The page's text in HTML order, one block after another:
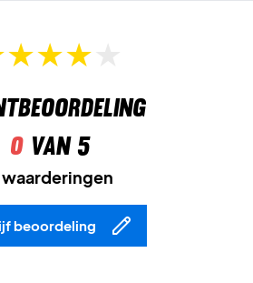
0van 5
beoordeling